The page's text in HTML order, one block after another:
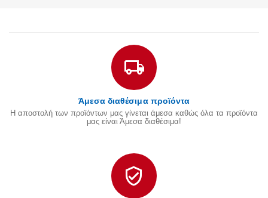
Άμεσα διαθέσιμα προϊόντα
Η αποστολή των προϊόντων μας γίνεται άμεσα καθώς όλα τα προϊόντα
μας είναι Άμεσα διαθέσιμα!